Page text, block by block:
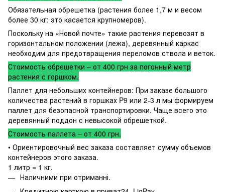
Обязательная обрешетка (растения более 1,7 м и весом
более 30 кг: это касается крупномеров).
Поскольку на «Новой почте» такие растения перевозят в
горизонтальном положении (лежа), деревянный каркас
необходим для предотвращения переломов ствола и веток.
Стоимость обрешетки – от 400 грн за погонный метр
растения с горшком.
Паллет для небольших контейнеров: При заказе большого
количества растений в горшках P9 или 2-3 л мы формируем
паллет для безопасной транспортировки. Чаще всего это
деревянный поддон с невысокой обрешеткой.
Стоимость паллета – от 400 грн.
• Ориентировочный вес заказа составляет сумму объемов
контейнеров этого заказа.
1 литр = 1 кг.
Наличними при отриманні.